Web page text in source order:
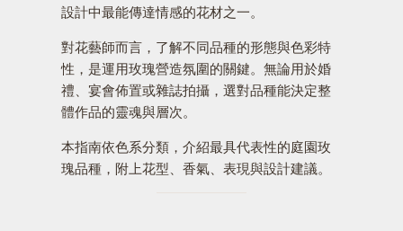
設計中最能傳達情感的花材之一。
對花藝師而言，了解不同品種的形態與色彩特
性，是運用玫瑰營造氛圍的關鍵。無論用於婚
禮、宴會佈置或雜誌拍攝，選對品種能決定整
體作品的靈魂與層次。
本指南依色系分類，介紹最具代表性的庭園玫
瑰品種，附上花型、香氣、表現與設計建議。